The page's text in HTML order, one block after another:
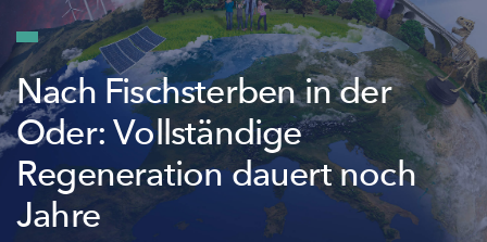
Nach Fischsterben in der
Oder: Vollständige
Regeneration dauert noch
Jahre